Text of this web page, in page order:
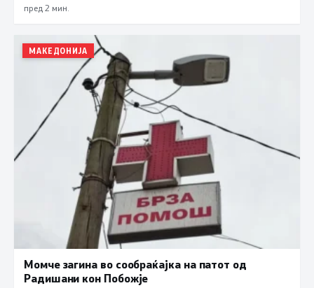
пред 2 мин.
МАКЕДОНИЈА
Момче загина во сообраќајка на патот од
Радишани кон Побожје